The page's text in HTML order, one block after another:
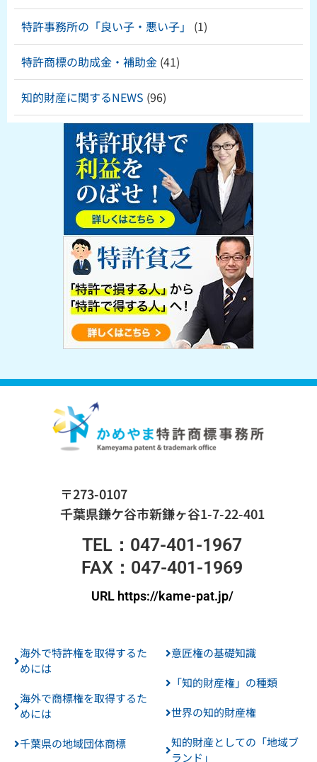
特許事務所の「良い子・悪い子」 (1)
特許商標の助成金・補助金 (41)
知的財産に関するNEWS (96)
〒273-0107
千葉県鎌ケ谷市新鎌ヶ谷1-7-22-401
TEL：047-401-1967
FAX：047-401-1969
URL https://kame-pat.jp/
海外で特許権を取得するた
めには
海外で商標権を取得するた
めには
千葉県の地域団体商標
意匠権の基礎知識
「知的財産権」の種類
世界の知的財産権
知的財産としての「地域ブ
ランド」